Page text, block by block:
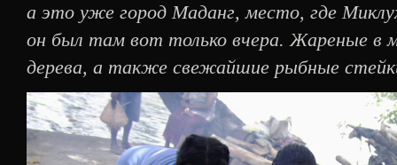
а это уже город Маданг, место, где
он был там вот только вчера. Жареные в
дерева, а также свежайшие рыбные